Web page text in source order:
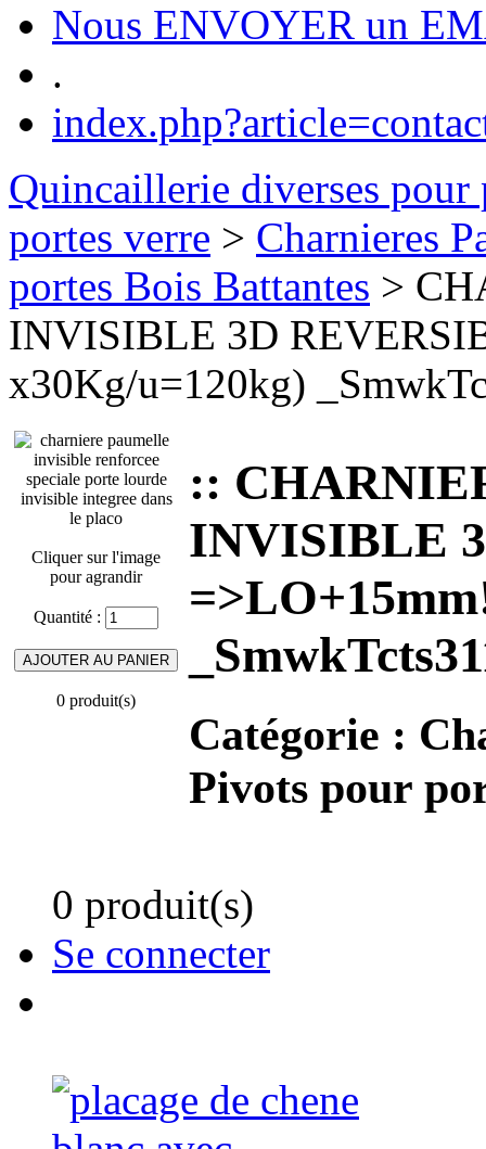
Nous ENVOYER un
.
Quincaillerie diverses pour
portes verre > Charnieres
portes Bois Battantes >
INVISIBLE 3D
x30Kg/u=120kg)
Cliquer sur l'image
pour agrandir
Quantité :
0 produit(s)
::
INVISIBLE
Catégorie :
Pivots pour
0 produit(s)
Se connecter